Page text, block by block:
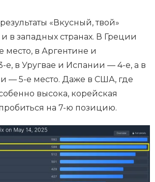
«Вкусный, твой»
в западных странах. В Греции
место, в Аргентине и
в Уругвае и Испании — 4-е, а в
— 5-е место. Даже в США, где
высока, корейская
на 7-ю позицию.